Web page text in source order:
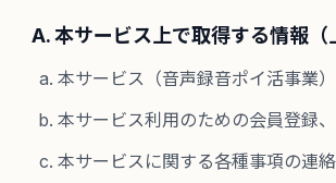
A. 本サービス上で取得する情報（
本サービス（音声録音ポイ活事業
本サービス利用のための会員登録
本サービスに関する各種事項の連